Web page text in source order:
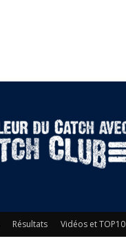
Résultats Vidéos et TOP10